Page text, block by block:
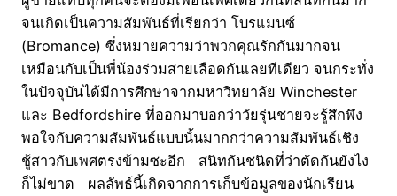
จนเกิดเป็นความสัมพันธ์ที่เรียกว่า โบรแมนซ์
(Bromance) ซึ่งหมายความว่าพวกคุณรักกันมากจน
เหมือนกับเป็นพี่น้องร่วมสายเลือดกันเลยทีเดียว จนกระทั่ง
ในปัจจุบันได้มีการศึกษาจากมหาวิทยาลัย Winchester
และ Bedfordshire ที่ออกมาบอกว่าวัยรุ่นชายจะรู้สึกพึง
พอใจกับความสัมพันธ์แบบนั้นมากกว่าความสัมพันธ์เชิง
ชู้สาวกับเพศตรงข้ามซะอีก สนิทกันชนิดที่ว่าตัดกันยังไง
ก็ไม่ขาด ผลลัพธ์นี้เกิดจากการเก็บข้อมูลของนักเรียน